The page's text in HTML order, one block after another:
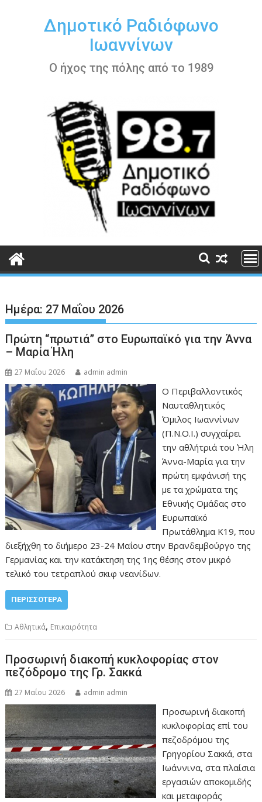
περιεχόμενοΔημοτικό Ραδιόφωνο
Ιωαννίνων
Ο ήχος της πόλης από το 1989
Ημέρα: 27 Μαΐου 2026
Πρώτη “πρωτιά” στο Ευρωπαϊκό για την Άννα
– Μαρία Ήλη
27 Μαΐου 2026 admin admin
Ο Περιβαλλοντικός
Ναυταθλητικός
Όμιλος Ιωαννίνων
(Π.Ν.Ο.Ι.) συγχαίρει
την αθλήτριά του Ήλη
Άννα-Μαρία για την
πρώτη εμφάνισή της
με τα χρώματα της
Εθνικής Ομάδας στο
Ευρωπαϊκό
Πρωτάθλημα Κ19, που
διεξήχθη το διήμερο 23-24 Μαΐου στην Βρανδεμβούργο της
Γερμανίας και την κατάκτηση της 1ης θέσης στον μικρό
τελικό του τετραπλού σκιφ νεανίδων.
ΠΕΡΙΣΣΌΤΕΡΑ
Αθλητικά, Επικαιρότητα
Προσωρινή διακοπή κυκλοφορίας στον
πεζόδρομο της Γρ. Σακκά
27 Μαΐου 2026 admin admin
Προσωρινή διακοπή
κυκλοφορίας επί του
πεζοδρόμου της
Γρηγορίου Σακκά, στα
Ιωάννινα, στα πλαίσια
εργασιών αποκομιδής
και μεταφοράς